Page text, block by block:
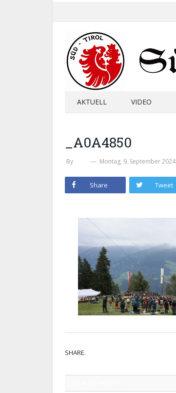
AKTUELL VIDEO
_A0A4850
By Montag, 9. September 2024
Share Tweet
SHARE.